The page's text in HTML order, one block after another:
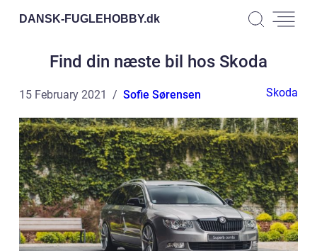
DANSK-FUGLEHOBBY.dk
Find din næste bil hos Skoda
15 February 2021 Sofie Sørensen Skoda